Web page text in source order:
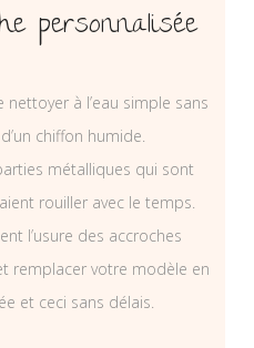
personnalisée
à l’eau simple sans
chiffon humide.
métalliques qui sont
rouiller avec le temps.
l’usure des accroches
remplacer votre modèle en
et ceci sans délais.